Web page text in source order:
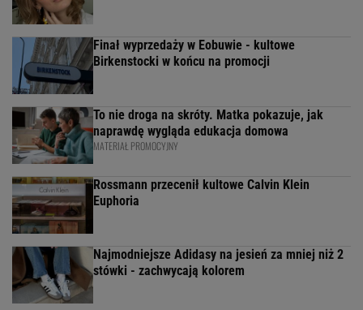
Finał wyprzedaży w Eobuwie - kultowe
Birkenstocki w końcu na promocji
To nie droga na skróty. Matka pokazuje, jak
naprawdę wygląda edukacja domowa
MATERIAŁ PROMOCYJNY
Rossmann przecenił kultowe Calvin Klein
Euphoria
Najmodniejsze Adidasy na jesień za mniej niż 2
stówki - zachwycają kolorem